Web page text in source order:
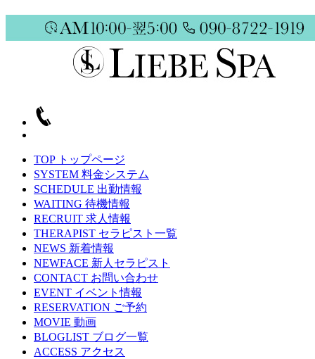
TOP トップページ
SYSTEM 料金システム
SCHEDULE 出勤情報
WAITING 待機情報
RECRUIT 求人情報
THERAPIST セラピスト一覧
NEWS 新着情報
NEWFACE 新人セラピスト
CONTACT お問い合わせ
EVENT イベント情報
RESERVATION ご予約
MOVIE 動画
BLOGLIST ブログ一覧
ACCESS アクセス